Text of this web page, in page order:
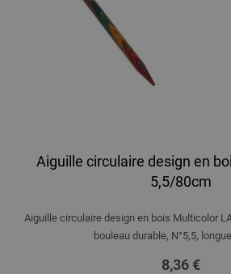
Aiguille circulaire design en
5,5/80cm
Aiguille circulaire design en bois Multicolor
bouleau durable, N°5,5,
8,36 €